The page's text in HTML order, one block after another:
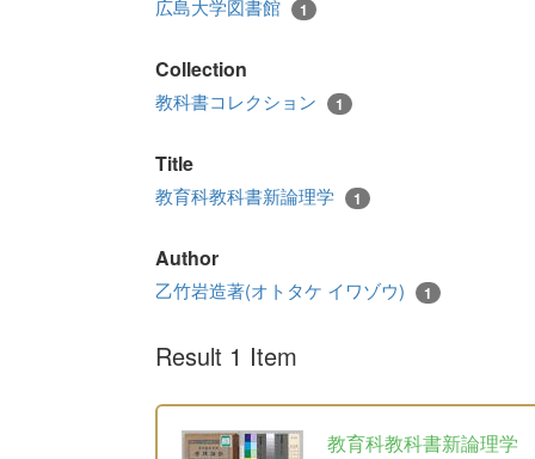
広島大学図書館 1
Collection
教科書コレクション 1
Title
教育科教科書新論理学 1
Author
乙竹岩造著(オトタケ イワゾウ) 1
Result 1 Item
教育科教科書新論理学